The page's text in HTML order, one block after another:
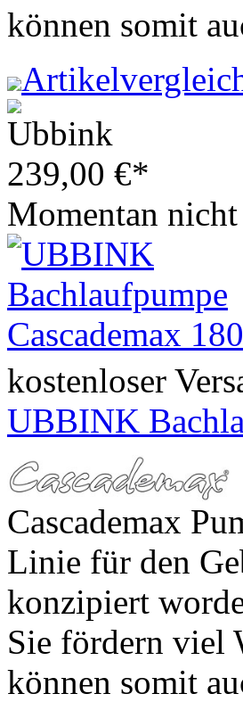
können somit
239,00 €*
Momentan
kostenloser
UBBINK
Cascademax
Linie für den
konzipiert
Sie fördern viel
können somit